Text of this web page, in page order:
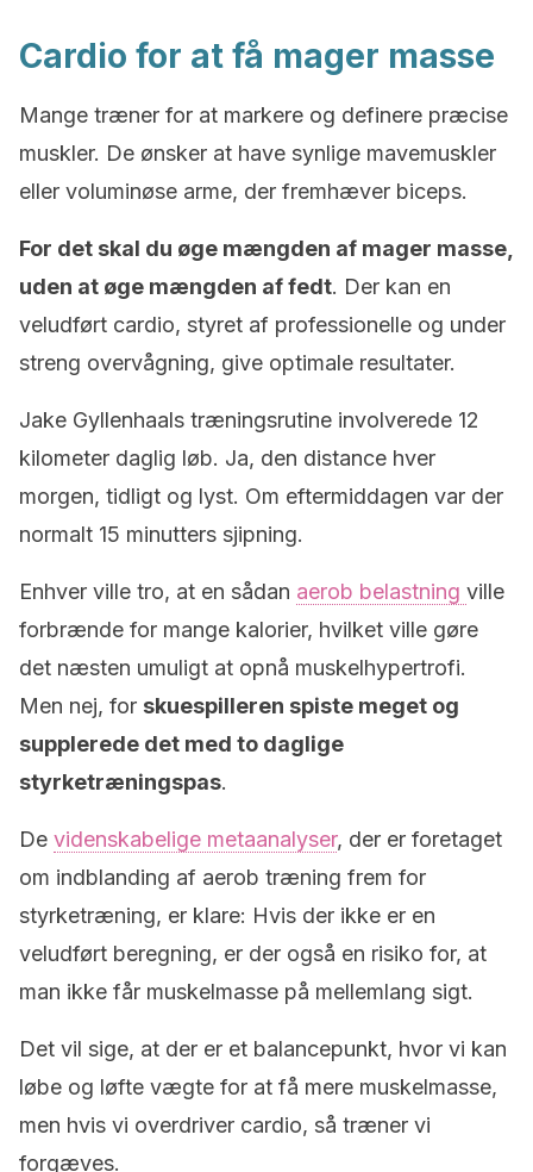
Cardio for at få mager masse
Mange træner for at markere og definere præcise
muskler. De ønsker at have synlige mavemuskler
eller voluminøse arme, der fremhæver biceps.
For det skal du øge mængden af mager masse,
uden at øge mængden af fedt. Der kan en
veludført cardio, styret af professionelle og under
streng overvågning, give optimale resultater.
Jake Gyllenhaals træningsrutine involverede 12
kilometer daglig løb. Ja, den distance hver
morgen, tidligt og lyst. Om eftermiddagen var der
normalt 15 minutters sjipning.
Enhver ville tro, at en sådan aerob belastning ville
forbrænde for mange kalorier, hvilket ville gøre
det næsten umuligt at opnå muskelhypertrofi.
Men nej, for skuespilleren spiste meget og
supplerede det med to daglige
styrketræningspas.
De videnskabelige metaanalyser, der er foretaget
om indblanding af aerob træning frem for
styrketræning, er klare: Hvis der ikke er en
veludført beregning, er der også en risiko for, at
man ikke får muskelmasse på mellemlang sigt.
Det vil sige, at der er et balancepunkt, hvor vi kan
løbe og løfte vægte for at få mere muskelmasse,
men hvis vi overdriver cardio, så træner vi
forgæves.